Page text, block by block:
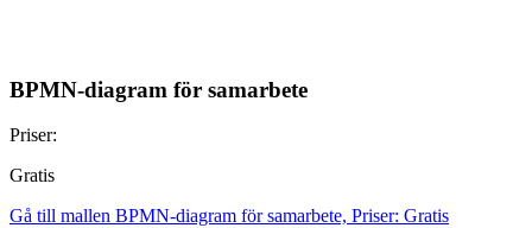
BPMN-diagram för samarbete
Priser:
Gratis
Gå till mallen BPMN-diagram för samarbete, Priser: Gratis